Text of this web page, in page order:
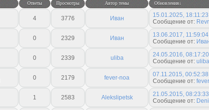
Ответы Просмотры Автор темы Обновления↓
4 3776 Иван
15.01.2025, 18:11:23
Сообщение от:
0 2329 Иван
13.06.2017, 11:59:04
Сообщение от:
0 2339 uliba
24.05.2016, 08:17:20
Сообщение от: uliba
0 2179 fever-noa
07.11.2015, 00:52:38
Сообщение от:
1 2583 Alekslipetsk
21.05.2015, 08:23:33
Сообщение от: